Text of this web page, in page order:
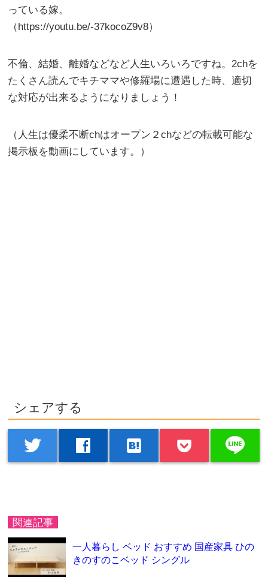
っている嫁。
（https://youtu.be/-37kocoZ9v8）
不倫、結婚、離婚などなど人生いろいろですね。2chを
たくさん読んでキチママや修羅場に遭遇した時、適切
な対応が出来るようになりましょう！
（人生は優柔不断chはオープン２chなどの転載可能な
掲示板を動画にしています。）
シェアする
twitter facebook hatenabookmark line
関連記事
一人暮らし ベッド おすすめ 国産家具 ひの
きのすのこベッド シングル